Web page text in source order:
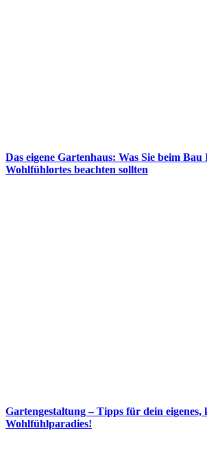
Das eigene Gartenhaus: Was Sie beim
Wohlfühlortes beachten sollten
Gartengestaltung – Tipps für dein eigenes,
Wohlfühlparadies!